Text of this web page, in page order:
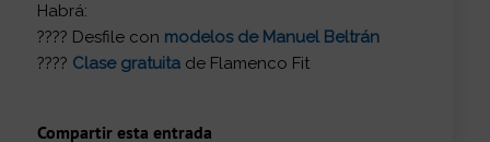
Habrá:
???? Desfile con modelos de Manuel Beltrán
???? Clase gratuitade Flamenco Fit
Compartir esta entrada